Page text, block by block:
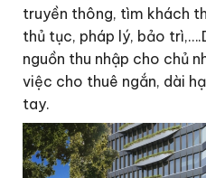
truyền thông, tìm khách
thủ tục, pháp lý, bảo
nguồn thu nhập cho chủ
việc cho thuê ngắn, dài
tay.